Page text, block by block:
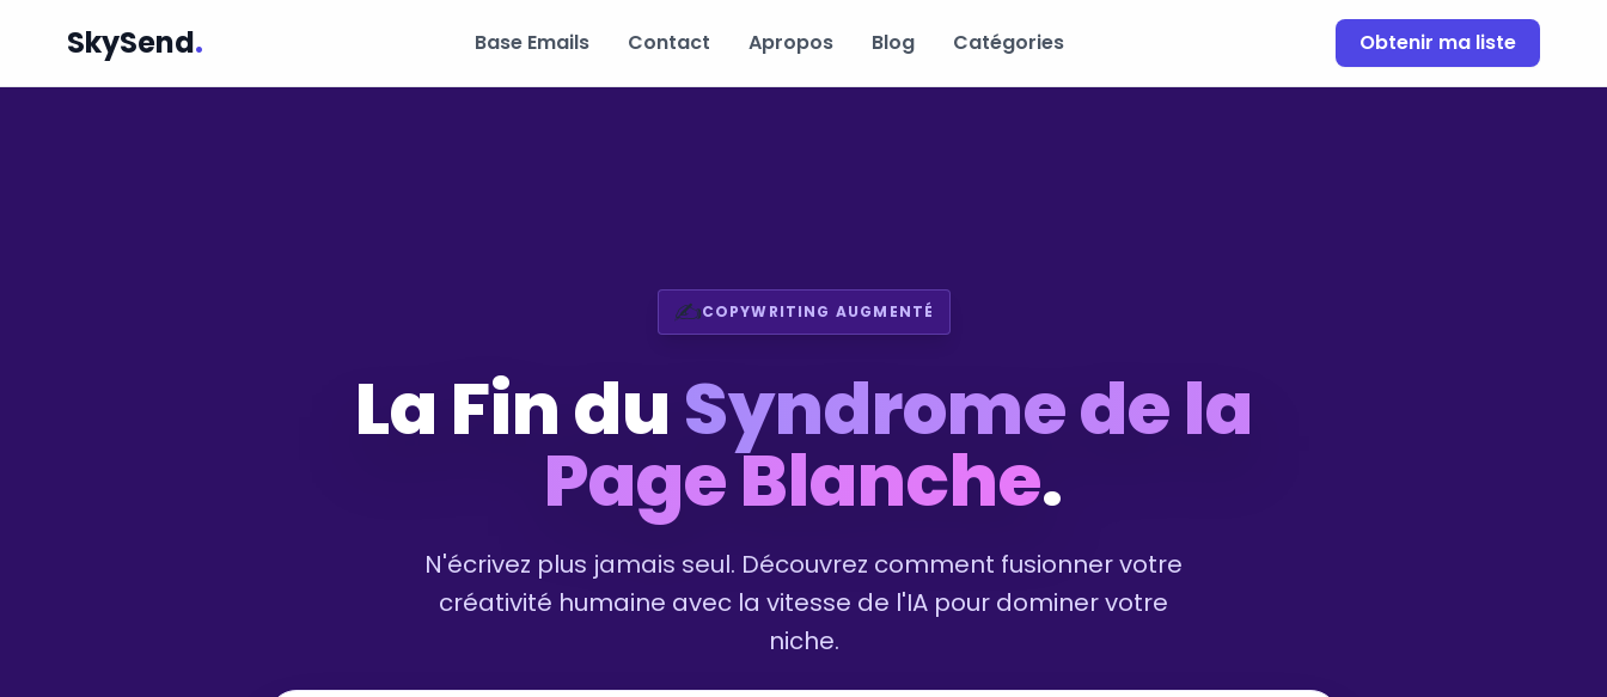
SkySend. Base Emails Contact Apropos Blog Catégories Obtenir ma liste
✍️COPYWRITING AUGMENTÉ
La Fin duSyndrome de la
Page Blanche.
N'écrivez plus jamais seul. Découvrez comment fusionner votre
créativité humaine avec la vitesse de l'IA pour dominer votre
niche.